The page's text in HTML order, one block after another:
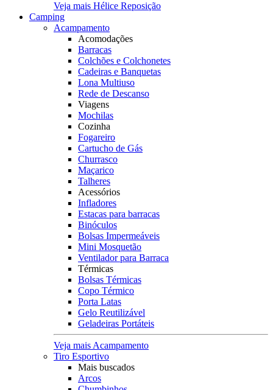
Veja mais Hélice Reposição
Camping
Acampamento
Acomodações
Barracas
Colchões e Colchonetes
Cadeiras e Banquetas
Lona Multiuso
Rede de Descanso
Viagens
Mochilas
Cozinha
Fogareiro
Cartucho de Gás
Churrasco
Maçarico
Talheres
Acessórios
Infladores
Estacas para barracas
Binóculos
Bolsas Impermeáveis
Mini Mosquetão
Ventilador para Barraca
Térmicas
Bolsas Térmicas
Copo Térmico
Porta Latas
Gelo Reutilizável
Geladeiras Portáteis
Veja mais Acampamento
Tiro Esportivo
Mais buscados
Arcos